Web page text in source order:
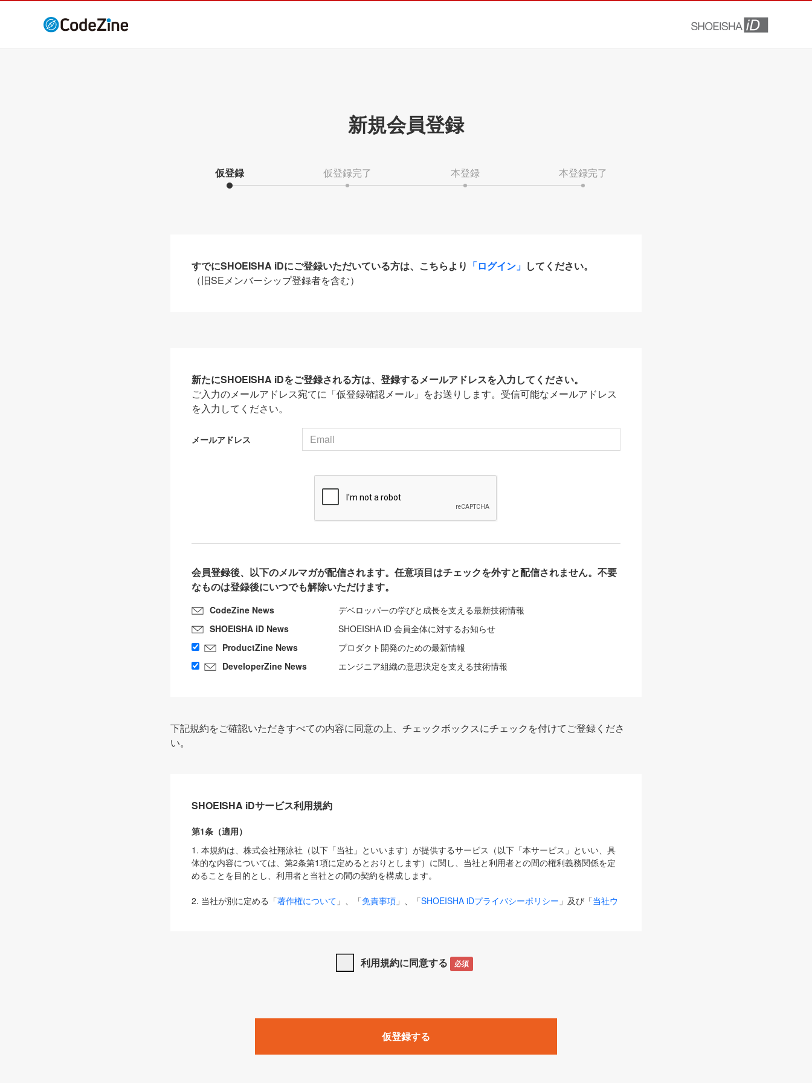
新規会員登録
仮登録 仮登録完了 本登録 本登録完了
すでにSHOEISHA iDにご登録いただいている方は、こちらより 「ログイン」 してください。
（旧SEメンバーシップ登録者を含む）
新たにSHOEISHA iDをご登録される方は、登録するメールアドレスを入力してください。
ご入力のメールアドレス宛てに「仮登録確認メール」をお送りします。受信可能なメールアドレス
を入力してください。
メールアドレス
会員登録後、以下のメルマガが配信されます。任意項目はチェックを外すと配信されません。不要
なものは登録後にいつでも解除いただけます。
CodeZine News
デベロッパーの学びと成長を支える最新技術情報
SHOEISHA iD News
SHOEISHA iD 会員全体に対するお知らせ
ProductZine News
プロダクト開発のための最新情報
DeveloperZine News
エンジニア組織の意思決定を支える技術情報
下記規約をご確認いただきすべての内容に同意の上、チェックボックスにチェックを付けてご登録くださ
い。
SHOEISHA iDサービス利用規約
第1条（適用）
1. 本規約は、株式会社翔泳社（以下「当社」といいます）が提供するサービス（以下「本サービス」といい、具
体的な内容については、第2条第1項に定めるとおりとします）に関し、当社と利用者との間の権利義務関係を定
めることを目的とし、利用者と当社との間の契約を構成します。
2. 当社が別に定める「著作権について 」、「免責事項 」、「SHOEISHA iDプライバシーポリシー 」及び「当社ウ
は、本規約の規定が優先して適用されるものとします。
1. 「本サービス」とは、当社が提供する以下のサービス（名称や内容が変更された場合、変更後のサービスを含
みます）及びこれらサービスに関連して当社が実施するイベントやキャンペーンをいいます。
「SEBook」「SEShop」「CodeZine」「MarkeZine」「EnterpriseZine」「ECzine」「Biz/Zine」「HRzine」
利用規約に同意する 必須
仮登録する